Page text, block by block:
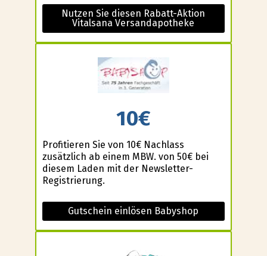
Nutzen Sie diesen Rabatt-Aktion
Vitalsana Versandapotheke
10€
Profitieren Sie von 10€ Nachlass
zusätzlich ab einem MBW. von 50€ bei
diesem Laden mit der Newsletter-
Registrierung.
Gutschein einlösen Babyshop